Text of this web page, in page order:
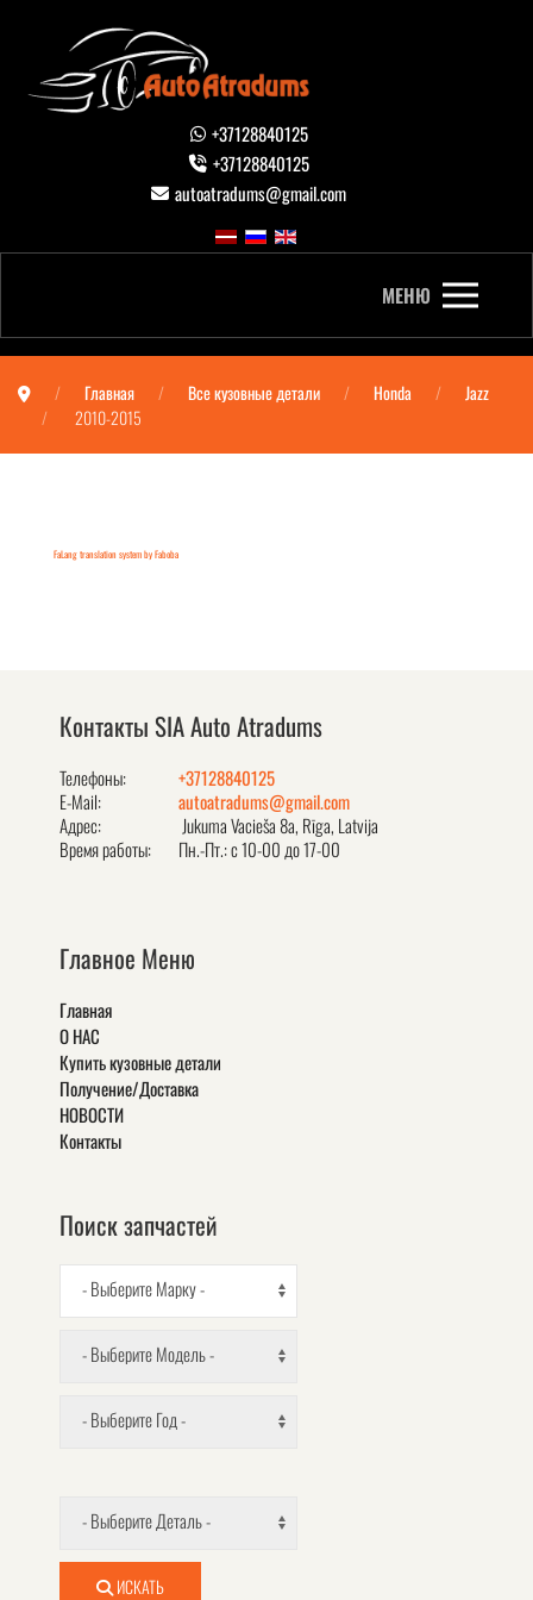
+37128840125
+37128840125
autoatradums@gmail.com
МЕНЮ
Главная Все кузовные детали Honda
Jazz
2010-2015
FaLang translation system by Faboba
Контакты SIA Auto Atradums
Телефоны:
+37128840125
E-Mail:
autoatradums@gmail.com
Адрес:
Jukuma Vacieša 8a, Rīga, Latvija
Время работы:
Пн.-Пт.: с 10-00 до 17-00
Главное Меню
Главная
О НАС
Купить кузовные детали
Получение/Доставка
НОВОСТИ
Контакты
Поиск запчастей
- Выберите Марку -
- Выберите Модель -
- Выберите Год -
- Выберите Деталь -
ИСКАТЬ